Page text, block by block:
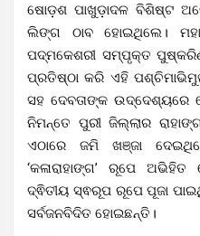
ଷୋଡ଼ଶ ପାଖୁଡ଼ାଦଳ ବିଶିଷ୍ଟ
ଲିଙ୍ଗ ଠାବ ହୋଇଥିଲେ।
ପଦ୍ମକେଶରୀ ସମ୍ପୃକ୍ତ
ପ୍ରତିଷ୍ଠା କରି ଏହି
ସହ ଦେବତାଙ୍କ ଉଦ୍ଦେଶ୍ୟରେ
ନିମନ୍ତେ ପୁରୀ ଜିଲ୍ଲାର
ଏଠାରେ ଜମି ଖଞ୍ଜା
‘କଳାରାହାଙ୍ଗ’ ରୂପେ
ଦ୍ଵିତୀୟ ସ୍ଵରୂପ ରୂପେ ପୂଜା
ସର୍ବଜନବିଦିତ ହୋଇଛନ୍ତି।